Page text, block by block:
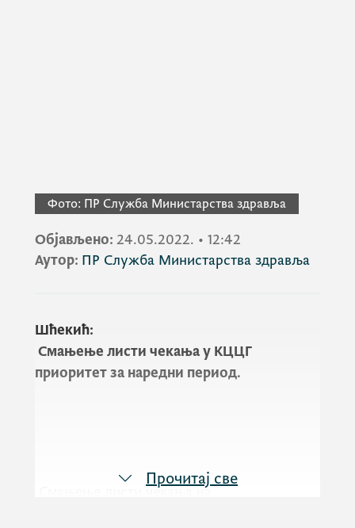
Фото: ПР Служба Министарства здравља
Објављено: 24.05.2022. • 12:42
Аутор: ПР Служба Министарства здравља
Шћекић:
Смањење листи чекања у КЦЦГ
приоритет за наредни период.
Смањење листи чекања на
Прочитај све